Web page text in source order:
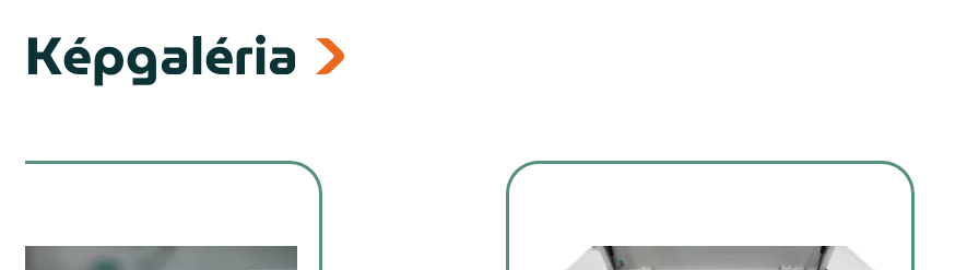
Képgaléria